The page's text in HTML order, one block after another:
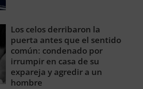
Los celos derribaron la
puerta antes que el sentido
común: condenado por
irrumpir en casa de su
expareja y agredir a un
hombre